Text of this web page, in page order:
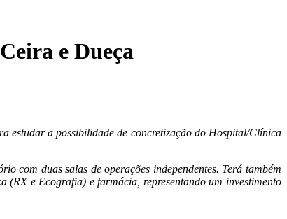
e Dueça
estudar a possibilidade de concretização do Hospital/Clínica
com duas salas de operações independentes. Terá também
(RX e Ecografia) e farmácia, representando um investimento